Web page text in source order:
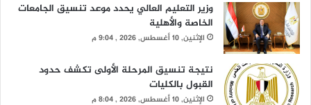
وزير التعليم العالي يحدد موعد تنسيق الجامعات
الخاصة والأهلية
الإثنين, 10 أغسطس, 2026 , 9:04 م
نتيجة تنسيق المرحلة الأولى تكشف حدود
القبول بالكليات
الإثنين, 10 أغسطس, 2026 , 8:04 م